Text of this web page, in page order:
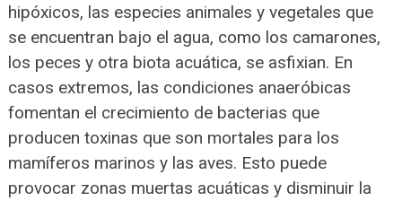
hipóxicos, las especies animales y vegetales que
se encuentran bajo el agua, como los camarones,
los peces y otra biota acuática, se asfixian. En
casos extremos, las condiciones anaeróbicas
fomentan el crecimiento de bacterias que
producen toxinas que son mortales para los
mamíferos marinos y las aves. Esto puede
provocar zonas muertas acuáticas y disminuir la